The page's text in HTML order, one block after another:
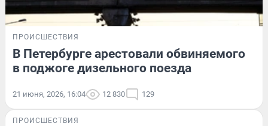
ПРОИСШЕСТВИЯ
В Петербурге арестовали обвиняемого
в поджоге дизельного поезда
21 июня, 2026, 16:04 12 830 129
ПРОИСШЕСТВИЯ